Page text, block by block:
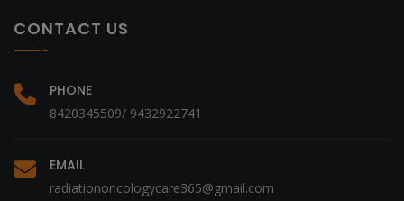
CONTACT US
PHONE
8420345509/ 9432922741
EMAIL
radiationoncologycare365@gmail.com